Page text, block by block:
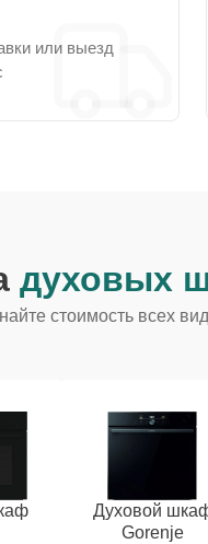
или выезд
духовых
стоимость всех
Духовой
Gorenje